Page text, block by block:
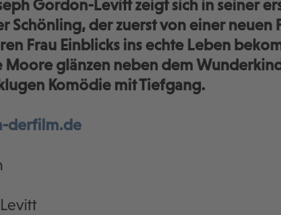
Gordon-Levitt zeigt sich in seiner
Schönling, der zuerst von einer neuen
Frau Einblicks ins echte Leben
Moore glänzen neben dem
Komödie mit Tiefgang.
derfilm.de